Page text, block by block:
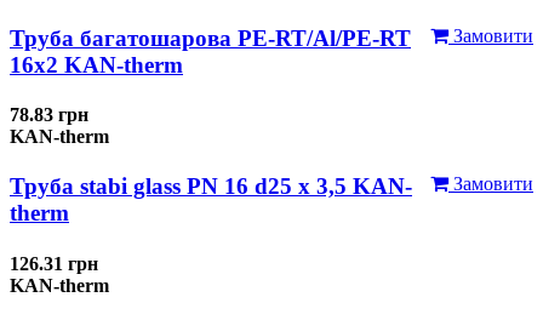
Замовити
Труба багатошарова PE-RT/Al/PE-RT
16x2 KAN-therm
78.83 грн
KAN-therm
Замовити
Труба stabi glass PN 16 d25 х 3,5 KAN-
therm
126.31 грн
KAN-therm